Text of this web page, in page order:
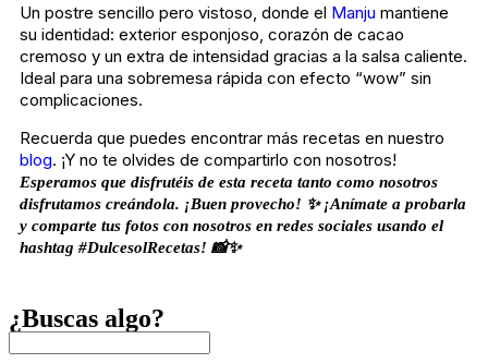
Un postre sencillo pero vistoso, donde el Manju mantiene
su identidad: exterior esponjoso, corazón de cacao
cremoso y un extra de intensidad gracias a la salsa caliente.
Ideal para una sobremesa rápida con efecto “wow” sin
complicaciones.
Recuerda que puedes encontrar más recetas en nuestro
blog. ¡Y no te olvides de compartirlo con nosotros!
Esperamos que disfrutéis de esta receta tanto como nosotros
disfrutamos creándola. ¡Buen provecho! ✨ ¡Anímate a probarla
y comparte tus fotos con nosotros en redes sociales usando el
hashtag #DulcesolRecetas! 📸✨
¿Buscas algo?